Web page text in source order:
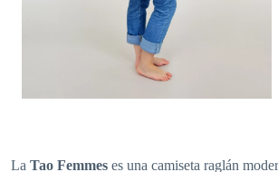
La Tao Femmes es una camiseta raglán